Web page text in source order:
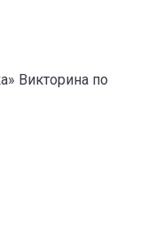
Викторина по